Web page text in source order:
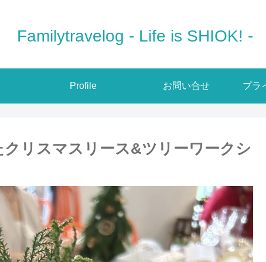
Familytravelog - Life is SHIOK! -
Profile お問い合せ プラ
リスマスリース&ツリーワークシ